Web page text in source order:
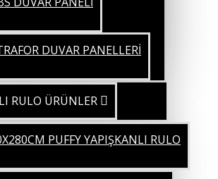
DUVAR PANELLERİ
RULO ÜRÜNLER
PUFFY YAPIŞKANLI RULO